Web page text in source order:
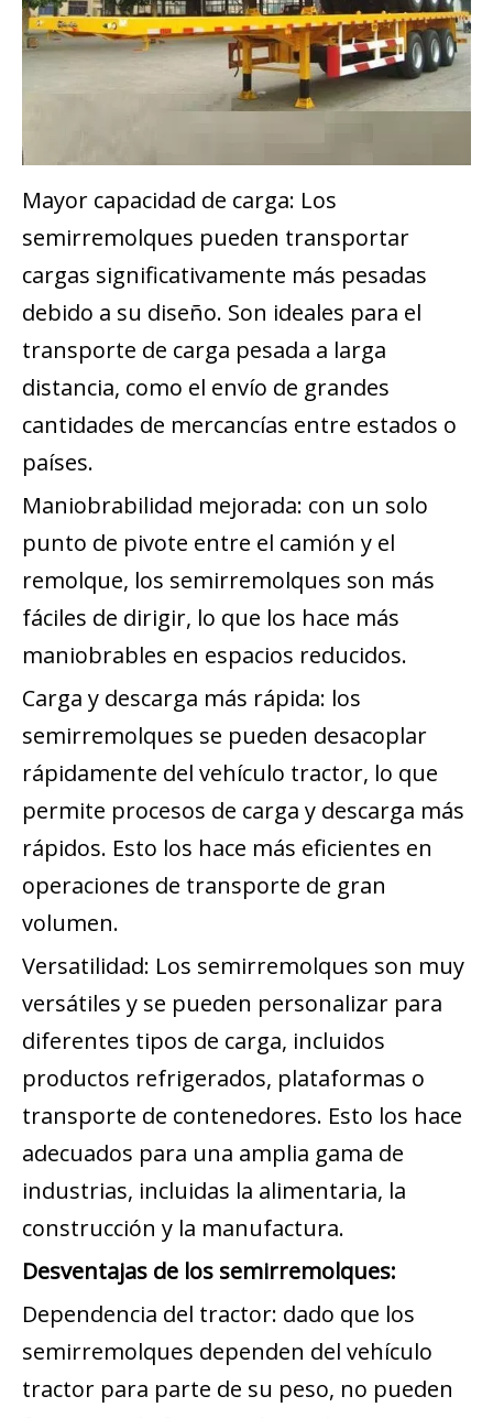
Mayor capacidad de carga: Los
semirremolques pueden transportar
cargas significativamente más pesadas
debido a su diseño. Son ideales para el
transporte de carga pesada a larga
distancia, como el envío de grandes
cantidades de mercancías entre estados o
países.
Maniobrabilidad mejorada: con un solo
punto de pivote entre el camión y el
remolque, los semirremolques son más
fáciles de dirigir, lo que los hace más
maniobrables en espacios reducidos.
Carga y descarga más rápida: los
semirremolques se pueden desacoplar
rápidamente del vehículo tractor, lo que
permite procesos de carga y descarga más
rápidos. Esto los hace más eficientes en
operaciones de transporte de gran
volumen.
Versatilidad: Los semirremolques son muy
versátiles y se pueden personalizar para
diferentes tipos de carga, incluidos
productos refrigerados, plataformas o
transporte de contenedores. Esto los hace
adecuados para una amplia gama de
industrias, incluidas la alimentaria, la
construcción y la manufactura.
Desventajas de los semirremolques:
Dependencia del tractor: dado que los
semirremolques dependen del vehículo
tractor para parte de su peso, no pueden